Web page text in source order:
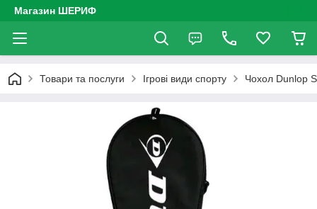
Магазин ШЕРИФ
Товари та послуги Ігрові види спорту Чохол Dunlop